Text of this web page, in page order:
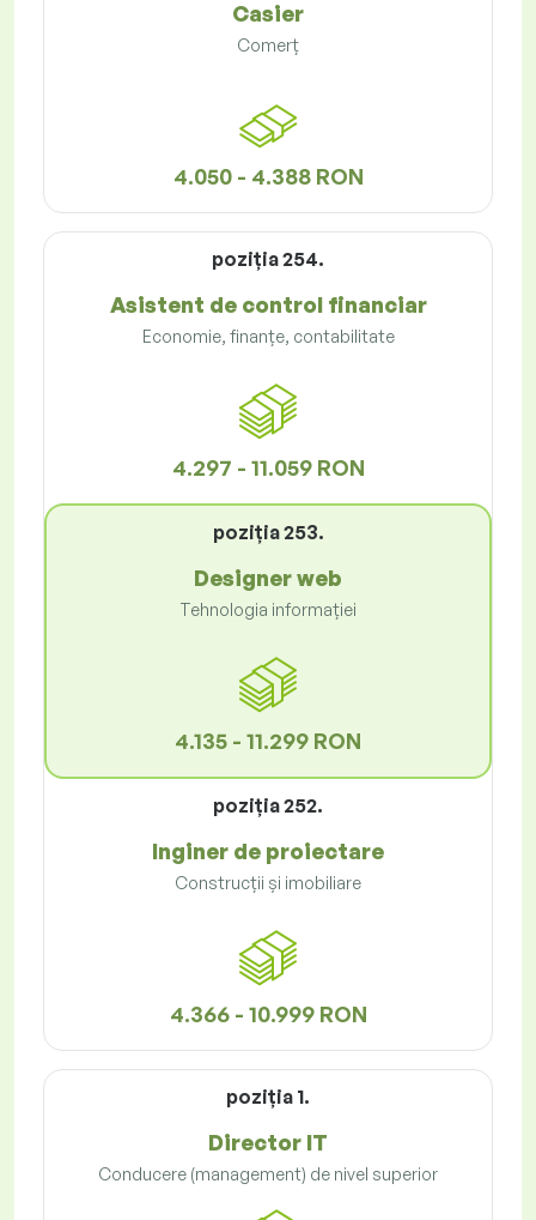
Casier
Comerț
4.050 - 4.388 RON
poziţia 254.
Asistent de control financiar
Economie, finanțe, contabilitate
4.297 - 11.059 RON
poziţia 253.
Designer web
Tehnologia informației
4.135 - 11.299 RON
poziţia 252.
Inginer de proiectare
Construcții și imobiliare
4.366 - 10.999 RON
poziţia 1.
Director IT
Conducere (management) de nivel superior